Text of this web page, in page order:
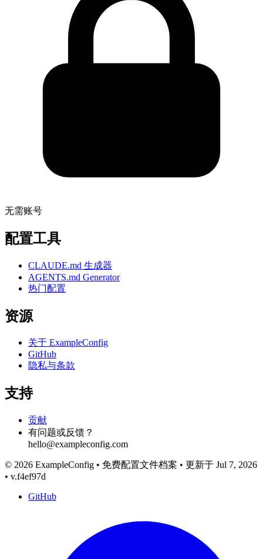
无需账号
配置工具
CLAUDE.md 生成器
AGENTS.md Generator
热门配置
资源
关于 ExampleConfig
GitHub
隐私与条款
支持
贡献
有问题或反馈？
hello@exampleconfig.com
© 2026 ExampleConfig • 免费配置文件档案 • 更新于 Jul 7, 2026
• v.f4ef97d
GitHub